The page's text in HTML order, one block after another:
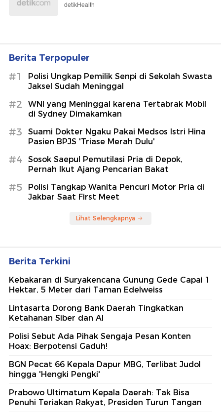
detikHealth
Berita Terpopuler
#1
Polisi Ungkap Pemilik Senpi di Sekolah Swasta
Jaksel Sudah Meninggal
#2
WNI yang Meninggal karena Tertabrak Mobil
di Sydney Dimakamkan
#3
Suami Dokter Ngaku Pakai Medsos Istri Hina
Pasien BPJS 'Triase Merah Dulu'
#4
Sosok Saepul Pemutilasi Pria di Depok,
Pernah Ikut Ajang Pencarian Bakat
#5
Polisi Tangkap Wanita Pencuri Motor Pria di
Jakbar Saat First Meet
Lihat Selengkapnya
Berita Terkini
Kebakaran di Suryakencana Gunung Gede Capai 1
Hektar, 5 Meter dari Taman Edelweiss
Lintasarta Dorong Bank Daerah Tingkatkan
Ketahanan Siber dan AI
Polisi Sebut Ada Pihak Sengaja Pesan Konten
Hoax: Berpotensi Gaduh!
BGN Pecat 66 Kepala Dapur MBG, Terlibat Judol
hingga 'Hengki Pengki'
Prabowo Ultimatum Kepala Daerah: Tak Bisa
Penuhi Teriakan Rakyat, Presiden Turun Tangan